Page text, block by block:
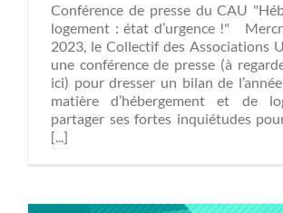
Conférence de presse du CAU
logement : état d’urgence !"
2023, le Collectif des Associations
une conférence de presse (à
ici) pour dresser un bilan de
matière d’hébergement et de
partager ses fortes inquiétudes
[...]